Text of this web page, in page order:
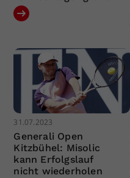
31.07.2023
Generali Open
Kitzbühel: Misolic
kann Erfolgslauf
nicht wiederholen